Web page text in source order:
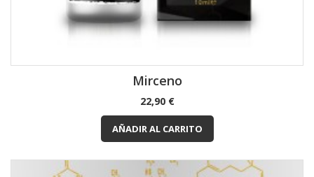
Mirceno
Precio
22,90 €
AÑADIR AL CARRITO